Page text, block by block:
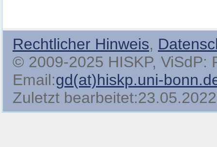
Rechtlicher Hinweis,
© 2009-2025 HISKP, ViSdP:
Email:gd(at)hiskp.uni-
Zuletzt